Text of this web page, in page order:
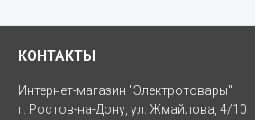
КОНТАКТЫ
Интернет-магазин "Электротовары"
г. Ростов-на-Дону, ул. Жмайлова, 4/10